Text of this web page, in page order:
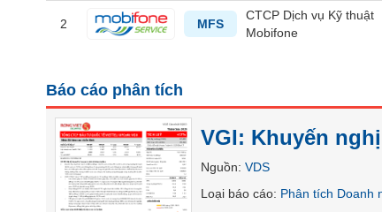
2 MFS
CTCP Dịch vụ Kỹ thuật
Mobifone
Báo cáo phân tích
VGI: Khuyến
Nguồn:VDS
Loại báo cáo: Phân tích Doanh
CÔNG
NGHIỆP